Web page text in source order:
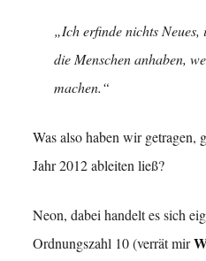
„Ich erfinde nichts
die Menschen anhaben,
machen.“
Was also haben wir getragen,
Jahr 2012 ableiten ließ?
Neon, dabei handelt es sich
Ordnungszahl 10 (verrät mir